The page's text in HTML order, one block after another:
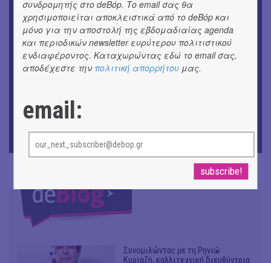
Θανάσης Λάλας-Κώστας Τσόκλης - Συνομιλώντας με
εικόνες και λέξεις
ΘΕΑΤΡΟ / ΧΟΡΟΣ
«Μήδεια» του Ευριπίδη | Σκην.: Nikita Milivojević
9o Φεστιβάλ Στρογγύλη στη Σαντορίνη
«Ίων» του Ευρυπίδη
Συνομιλώντας με τη Ρηνιώ
Κυριαζή, καλλιτεχνική διευθύντρια
συνδρομητής στο deBόp. Το email σας θα
χρησιμοποιείται αποκλειστικά από το deBόp και
μόνο για την αποστολή της εβδομαδιαίας agenda
και περιοδικών newsletter ευρύτερου πολιτιστικού
ενδιαφέροντος. Καταχωρώντας εδώ το email σας,
αποδέχεστε την πολιτική απορρήτου μας.
email: